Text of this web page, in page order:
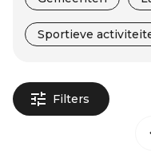
Sportieve
Filters